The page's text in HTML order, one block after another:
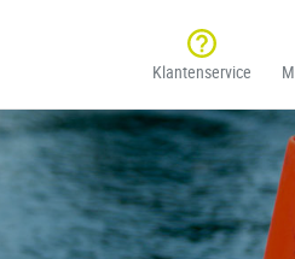
Klantenservice